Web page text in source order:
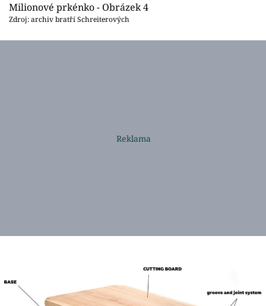
Milionové prkénko - Obrázek 4
Zdroj: archiv bratří Schreiterových